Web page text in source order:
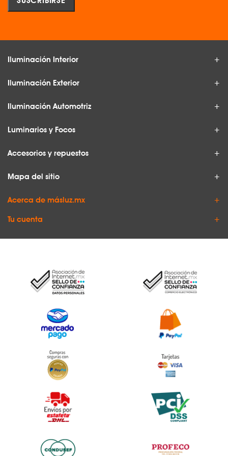
Iluminación Interior
Iluminación Exterior
Iluminación Automotriz
Luminarios y Focos
Accesorios y repuestos
Mapa del sitio
Acerca de másluz.mx
Tu cuenta